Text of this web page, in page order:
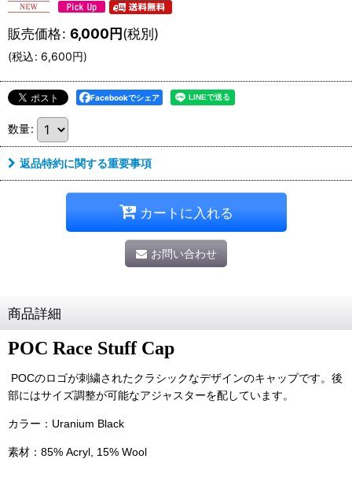
販売価格: 6,000円(税別)
(税込: 6,600円)
Facebookでシェア
数量:
返品特約に関する重要事項
カートに入れる
お問い合わせ
商品詳細
POC Race Stuff Cap
POCのロゴが刺繍されたクラシックなデザインのキャップです。後
部にはサイズ調整が可能なアジャスターを配しています。
カラー：Uranium Black
素材：85% Acryl, 15% Wool